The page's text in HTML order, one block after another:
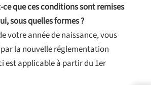
que ces conditions sont remises
sous quelles formes ?
votre année de naissance, vous
la nouvelle réglementation
est applicable à partir du 1er